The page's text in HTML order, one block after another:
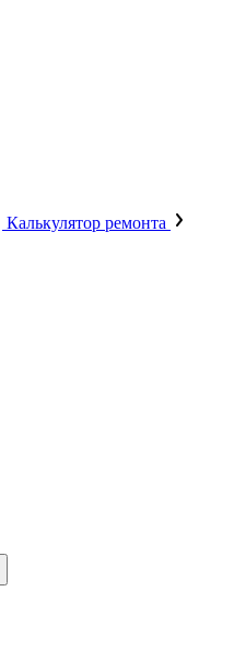
Калькулятор ремонта